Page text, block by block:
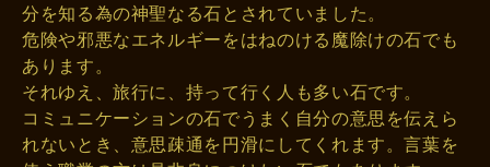
分を知る為の神聖なる石とされていました。
危険や邪悪なエネルギーをはねのける魔除けの石でも
あります。
それゆえ、旅行に、持って行く人も多い石です。
コミュニケーションの石でうまく自分の意思を伝えら
れないとき、意思疎通を円滑にしてくれます。言葉を